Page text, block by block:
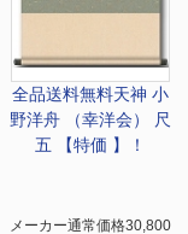
全品送料無料天神 小
野洋舟 （幸洋会） 尺
五 【特価 】！
メーカー通常価格30,800